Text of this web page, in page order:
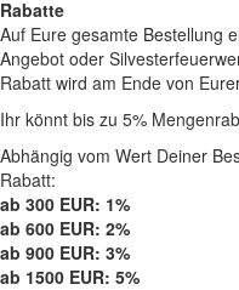
Rabatte
Auf Eure gesamte Bestellung
Angebot oder
Rabatt wird am Ende von
Ihr könnt bis zu 5%
Abhängig vom Wert Deiner
Rabatt:
ab 300 EUR: 1%
ab 600 EUR: 2%
ab 900 EUR: 3%
ab 1500 EUR: 5%